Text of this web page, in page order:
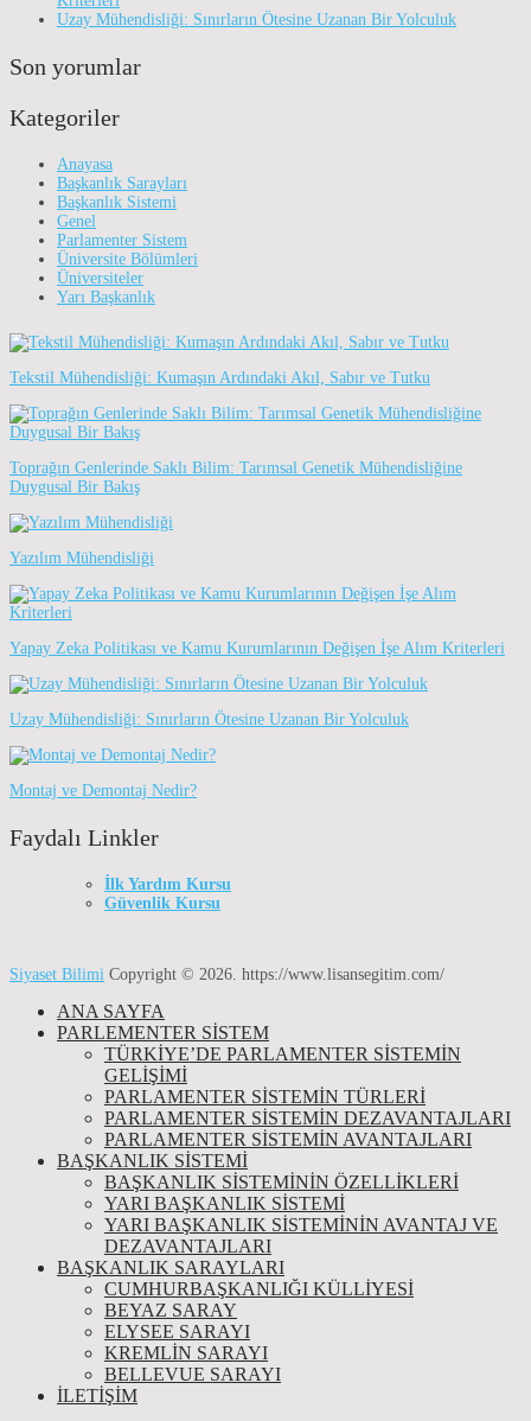
Uzay Mühendisliği: Sınırların Ötesine Uzanan Bir Yolculuk
Son yorumlar
Kategoriler
Anayasa
Başkanlık Sarayları
Başkanlık Sistemi
Genel
Parlamenter Sistem
Üniversite Bölümleri
Üniversiteler
Yarı Başkanlık
Tekstil Mühendisliği: Kumaşın Ardındaki Akıl, Sabır ve Tutku
Toprağın Genlerinde Saklı Bilim: Tarımsal Genetik Mühendisliğine
Duygusal Bir Bakış
Yazılım Mühendisliği
Yapay Zeka Politikası ve Kamu Kurumlarının Değişen İşe Alım Kriterleri
Uzay Mühendisliği: Sınırların Ötesine Uzanan Bir Yolculuk
Montaj ve Demontaj Nedir?
Faydalı Linkler
İlk Yardım Kursu
Güvenlik Kursu
Siyaset Bilimi Copyright © 2026. https://www.lisansegitim.com/
ANA SAYFA
PARLEMENTER SİSTEM
TÜRKIYE’DE PARLAMENTER SISTEMIN
GELIŞIMI
PARLAMENTER SİSTEMİN TÜRLERİ
PARLAMENTER SİSTEMİN DEZAVANTAJLARI
PARLAMENTER SİSTEMİN AVANTAJLARI
BAŞKANLIK SİSTEMİ
BAŞKANLIK SISTEMININ ÖZELLIKLERI
YARI BAŞKANLIK SISTEMI
YARI BAŞKANLIK SISTEMININ AVANTAJ VE
DEZAVANTAJLARI
BAŞKANLIK SARAYLARI
CUMHURBAŞKANLIĞI KÜLLİYESİ
BEYAZ SARAY
ELYSEE SARAYI
KREMLIN SARAYI
BELLEVUE SARAYI
İLETIŞIM